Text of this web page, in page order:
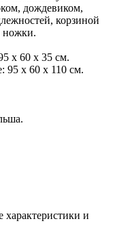
дождевиком,
корзиной
ножки.
x 60 x 35 см.
95 x 60 x 110 см.
характеристики и